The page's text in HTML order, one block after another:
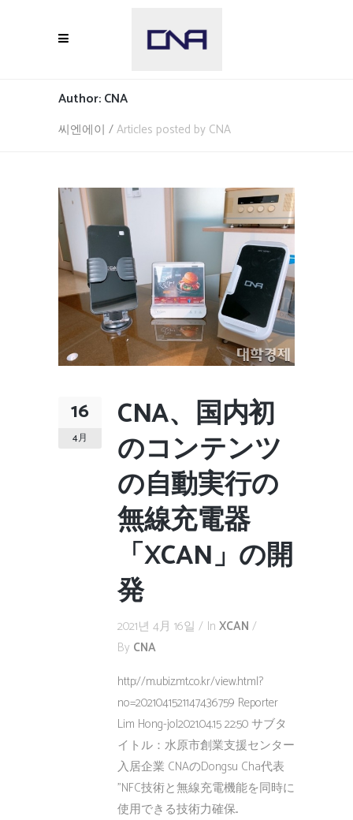
Author: CNA
씨엔에이 /Articles posted by CNA
16
4月
CNA、国内初
のコンテンツ
の自動実行の
無線充電器
「XCAN」の開
発
2021년 4月 16일 In XCAN
By CNA
http://m.ubiz.mt.co.kr/view.html?
no=2021041521147436759 Reporter
Lim Hong-jo|2021.04.15 22:50 サブタ
イトル：水原市創業支援センター
入居企業 CNAのDongsu Cha代表
"NFC技術と無線充電機能を同時に
使用できる技術力確保...